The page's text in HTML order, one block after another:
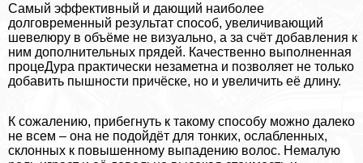
Самый эффективный и дающий наиболее
долговременный результат способ, увеличивающий
шевелюру в объёме не визуально, а за счёт добавления к
ним дополнительных прядей. Качественно выполненная
процеДypa пpaктически незаметна и позволяет не только
добавить пышности причёске, но и увеличить её длину.
К сожалению, прибегнуть к такому способу можно далеко
не всем – она не подойдёт для тонких, ослабленных,
склонных к повышенному выпадению волос. Немалую